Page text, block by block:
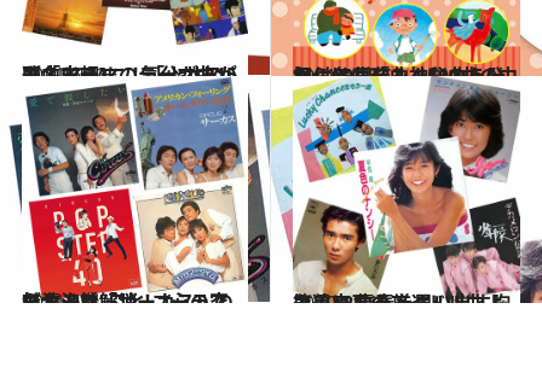
2021.6.22
脳内BGMに！「火サス」に「古畑」… 気分があがる名ドラマのテーマ曲15選
カルチャー 2021.5.18
気付けば「みんなのうた」60周年！ 1500曲の中から名曲珍曲神秘曲を発掘
カルチャー
2021.4.2
モヤモヤ解消！ “心の空気清浄機”こと コーラスグループ「サーカス」の魅力
カルチャー 2020.11.16
筒美京平のアイドル曲よ永遠に 青春を思い出す胸アツ12曲を厳選！
カルチャー